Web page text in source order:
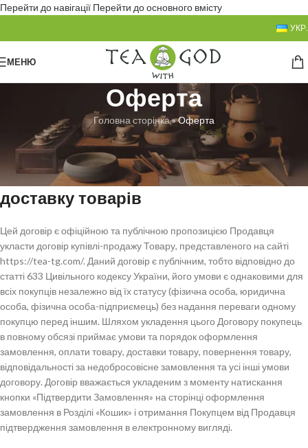
Перейти до навігації Перейти до основного вмісту
УКР.
МЕНЮ
Оферта
Головна сторінка»Оферта
ПУБЛІЧНИЙ ДОГОВІР (ОФЕРТА)
на замовлення, купівлю-продаж і
доставку товарів
Цей договір є офіційною та публічною пропозицією Продавця
укласти договір купівлі-продажу Товару, представленого на сайті
https://tea-tg.com/. Даний договір є публічним, тобто відповідно до
статті 633 Цивільного кодексу України, його умови є однаковими для
всіх покупців незалежно від їх статусу (фізична особа, юридична
особа, фізична особа-підприємець) без надання переваги одному
покупцю перед іншим. Шляхом укладення цього Договору покупець
в повному обсязі приймає умови та порядок оформлення
замовлення, оплати товару, доставки товару, повернення товару,
відповідальності за недобросовісне замовлення та усі інші умови
договору. Договір вважається укладеним з моменту натискання
кнопки «Підтвердити Замовлення» на сторінці оформлення
замовлення в Розділі «Кошик» і отримання Покупцем від Продавця
підтвердження замовлення в електронному вигляді.